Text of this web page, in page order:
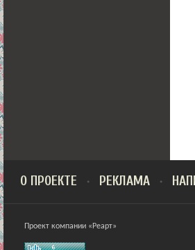
О ПРОЕКТЕ РЕКЛАМА
Проект компании «Реарт»